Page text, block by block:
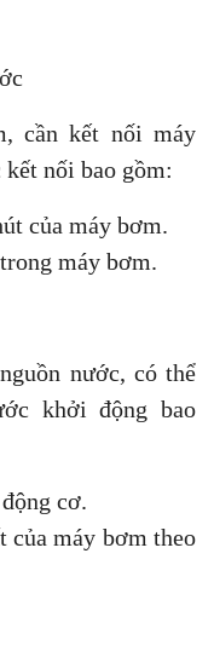
cần kết nối máy
nối bao gồm:
của máy bơm.
máy bơm.
nước, có thể
khởi động bao
cơ.
của máy bơm theo